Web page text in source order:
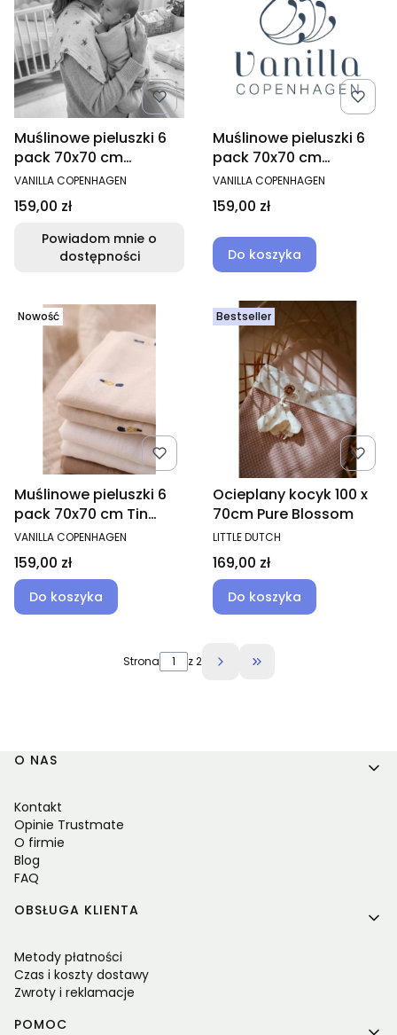
Muślinowe pieluszki 6
pack 70x70 cm
Honeybee
PRODUCENT
VANILLA COPENHAGEN
Cena
159,00 zł
Powiadom mnie o
dostępności
Muślinowe pieluszki 6
pack 70x70 cm
Ladybug
PRODUCENT
VANILLA COPENHAGEN
Cena
159,00 zł
Do koszyka
Nowość
Muślinowe pieluszki 6
pack 70x70 cm Tin
Stickman
PRODUCENT
VANILLA COPENHAGEN
Cena
159,00 zł
Do koszyka
Bestseller
Ocieplany kocyk 100 x
70cm Pure Blossom
PRODUCENT
LITTLE DUTCH
Cena
169,00 zł
Do koszyka
Strona z 2 Przejdź do ostatniej
Linki w stopce
O NAS
Kontakt
Opinie Trustmate
O firmie
Blog
FAQ
OBSŁUGA KLIENTA
Metody płatności
Czas i koszty dostawy
Zwroty i reklamacje
POMOC